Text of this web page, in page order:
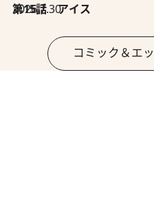
2026.7.30
第15話 アイス
コミック＆エ